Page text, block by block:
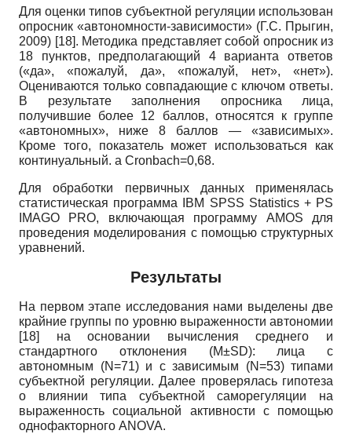
Для оценки типов субъектной регуляции использован
опросник «автономности-зависимости» (Г.С. Прыгин,
2009) [18]. Методика представляет собой опросник из
18 пунктов, предполагающий 4 варианта ответов
(«да», «пожалуй, да», «пожалуй, нет», «нет»).
Оцениваются только совпадающие с ключом ответы.
В результате заполнения опросника лица,
получившие более 12 баллов, относятся к группе
«автономных», ниже 8 баллов — «зависимых».
Кроме того, показатель может использоваться как
континуальный. а Cronbach=0,68.
Для обработки первичных данных применялась
статистическая программа
IBM SPSS Statistics + PS
IMAGO PRO, включающая программу AMOS для
проведения моделирования с помощью структурных
уравнений.
Результаты
На первом этапе исследования нами выделены две
крайние группы по уровню выраженности автономии
[18]
на основании вычисления среднего и
стандартного отклонения (M±SD): лица с
автономным (N=71) и с зависимым (N=53) типами
субъектной регуляции. Далее проверялась гипотеза
о влиянии типа субъектной саморегуляции на
выраженность социальной активности с помощью
однофакторного ANOVA.